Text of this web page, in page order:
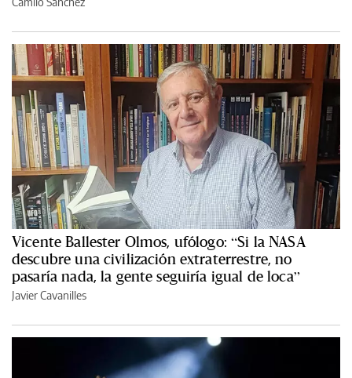
Vicente Ballester Olmos, ufólogo: “Si la NASA
descubre una civilización extraterrestre, no
pasaría nada, la gente seguiría igual de loca”
Javier Cavanilles